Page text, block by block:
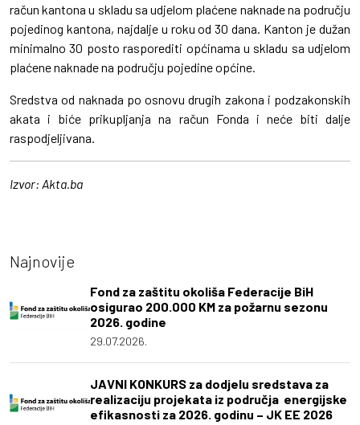
račun kantona u skladu sa udjelom plaćene naknade na području
pojedinog kantona, najdalje u roku od 30 dana. Kanton je dužan
minimalno 30 posto rasporediti općinama u skladu sa udjelom
plaćene naknade na području pojedine općine.
Sredstva od naknada po osnovu drugih zakona i podzakonskih
akata i biće prikupljanja na račun Fonda i neće biti dalje
raspodjeljivana.
Izvor: Akta.ba
Najnovije
Fond za zaštitu okoliša Federacije BiH
osigurao 200.000 KM za požarnu sezonu
2026. godine
29.07.2026.
JAVNI KONKURS za dodjelu sredstava za
realizaciju projekata iz područja energijske
efikasnosti za 2026. godinu – JK EE 2026